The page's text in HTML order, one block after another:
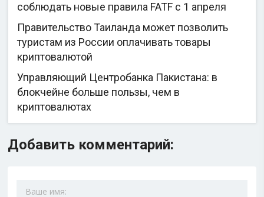
соблюдать новые правила FATF с 1 апреля
Правительство Таиланда может позволить
туристам из России оплачивать товары
криптовалютой
Управляющий Центробанка Пакистана: в
блокчейне больше пользы, чем в
криптовалютах
Добавить комментарий: